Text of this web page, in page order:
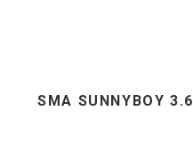
SMA SUNNYBOY 3.6